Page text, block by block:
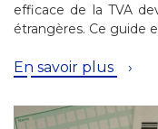
efficace de la TVA
étrangères. Ce guide
En savoir plus